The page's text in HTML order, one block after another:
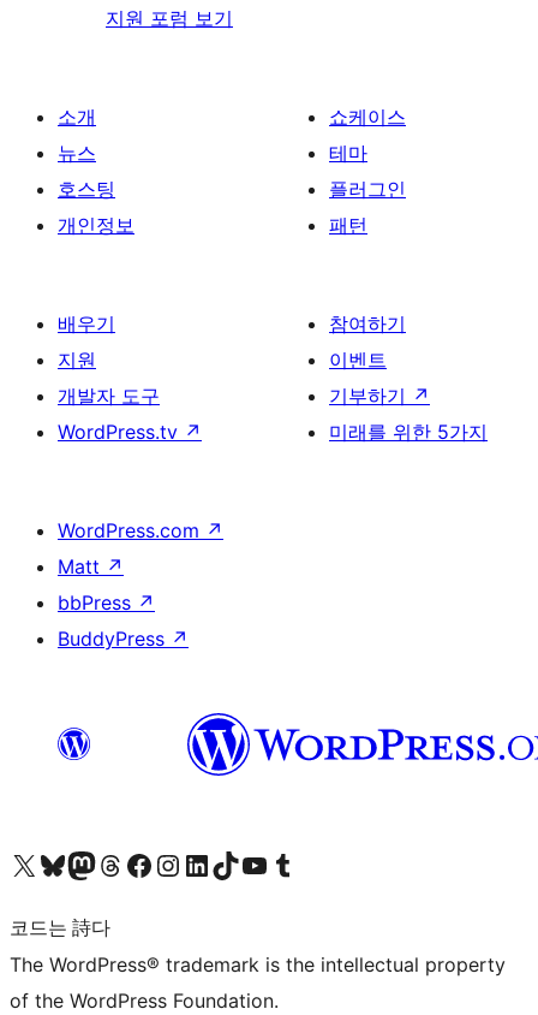
지원 포럼 보기
소개
뉴스
호스팅
개인정보
쇼케이스
테마
플러그인
패턴
배우기
지원
개발자 도구
WordPress.tv ↗
참여하기
이벤트
기부하기 ↗
미래를 위한 5가지
WordPress.com ↗
Matt ↗
bbPress ↗
BuddyPress ↗
X(이전 트위터) 계정 방문하기블루스카이 계정 방문하기마스토돈 계정 방문하기스레드 계정 방문하기 페이스북 페이지 방문하기인스타그램 계정 방문하기 LinkedIn 계정 방문하기틱톡 계정 방문하기유튜브 채널 방문하기 텀블러 계정 방문하기
코드는 詩다
The WordPress® trademark is the intellectual property
of the WordPress Foundation.